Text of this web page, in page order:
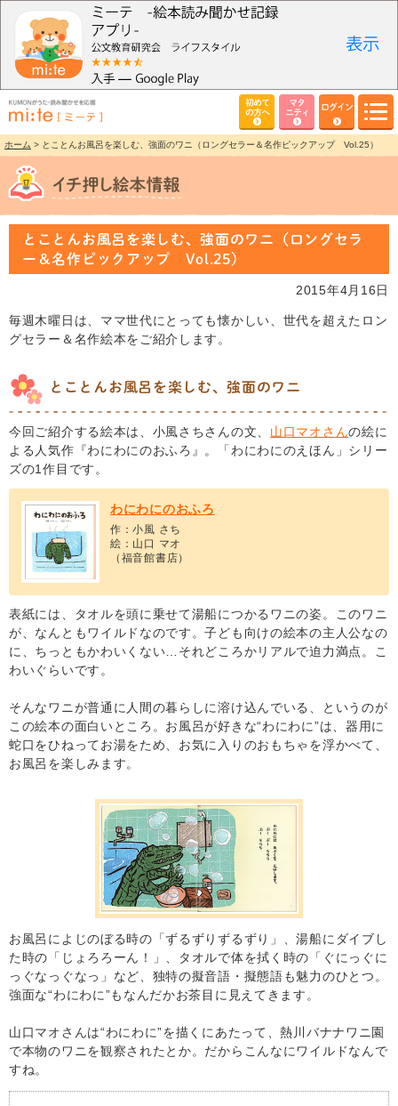
初めて
の方へ
マタ
ニティ
ログイン
ホーム > とことんお風呂を楽しむ、強面のワニ（ロングセラー＆名作ピックアップ Vol.25）
とことんお風呂を楽しむ、強面のワニ（ロングセラ
ー＆名作ピックアップ Vol.25）
2015年4月16日
毎週木曜日は、ママ世代にとっても懐かしい、世代を超えたロン
グセラー＆名作絵本をご紹介します。
とことんお風呂を楽しむ、強面のワニ
今回ご紹介する絵本は、小風さちさんの文、 山口マオさんの絵に
よる人気作『わにわにのおふろ』。「わにわにのえほん」シリー
ズの1作目です。
わにわにのおふろ
作：小風 さち
絵：山口 マオ
（福音館書店）
表紙には、タオルを頭に乗せて湯船につかるワニの姿。このワニ
が、なんともワイルドなのです。子ども向けの絵本の主人公なの
に、ちっともかわいくない…それどころかリアルで迫力満点。こ
わいぐらいです。
そんなワニが普通に人間の暮らしに溶け込んでいる、というのが
この絵本の面白いところ。お風呂が好きな“わにわに”は、器用に
蛇口をひねってお湯をため、お気に入りのおもちゃを浮かべて、
お風呂を楽しみます。
お風呂によじのぼる時の「ずるずりずるずり」、湯船にダイブし
た時の「じょろろーん！」、タオルで体を拭く時の「ぐにっぐに
っぐなっぐなっ」など、独特の擬音語・擬態語も魅力のひとつ。
強面な“わにわに”もなんだかお茶目に見えてきます。
山口マオさんは“わにわに”を描くにあたって、熱川バナナワニ園
で本物のワニを観察されたとか。だからこんなにワイルドなんで
すね。